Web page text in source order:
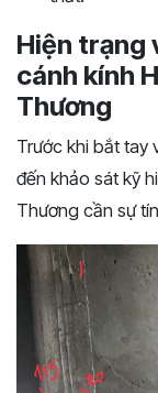
Hiện trạng
cánh kính
Thương
Trước khi bắt tay
đến khảo sát kỹ
Thương cần sự